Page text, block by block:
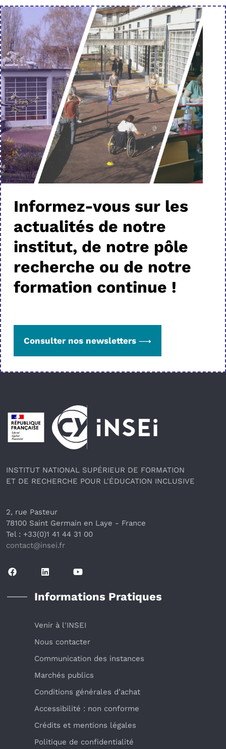
Informez-vous sur les
actualités de notre
institut, de notre pôle
recherche ou de notre
formation continue !
Consulter nos newsletters
Pied de page
INSTITUT NATIONAL SUPÉRIEUR DE FORMATION
ET DE RECHERCHE POUR L'ÉDUCATION INCLUSIVE
2, rue Pasteur
78100 Saint Germain en Laye - France
Tel : +33(0)1 41 44 31 00
contact@insei.fr
Informations Pratiques
Venir à l'INSEI
Nous contacter
Communication des instances
Marchés publics
Conditions générales d’achat
Accessibilité : non conforme
Crédits et mentions légales
Politique de confidentialité